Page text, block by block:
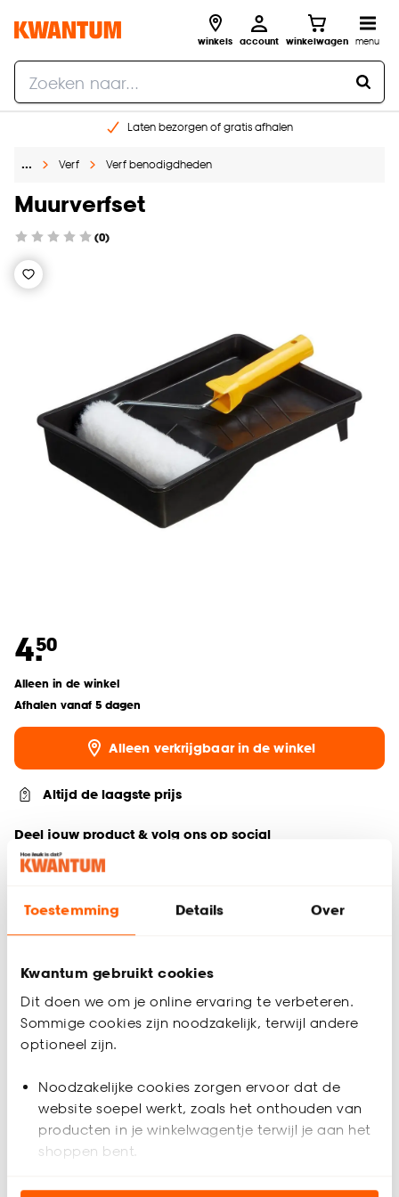
Toestemming Details Over
Kwantum gebruikt cookies
Dit doen we om je online ervaring te verbeteren.
Sommige cookies zijn noodzakelijk, terwijl andere
optioneel zijn.
Noodzakelijke cookies zorgen ervoor dat de
website soepel werkt, zoals het onthouden van
producten in je winkelwagentje terwijl je aan het
shoppen bent.
winkels account winkelwagen menu
Laten bezorgen of gratis afhalen
Gratis raam advies en opmeten aan huis
… Verf Verf benodigdheden
Muurverfset
(0)
4.50
Alleen in de winkel
Afhalen vanaf 5 dagen
Alleen verkrijgbaar in de winkel
Altijd de laagste prijs
Deel jouw product & volg ons op social
Productomschrijving
Productspecificaties
Artikelnummer 0381087
Gewicht 0.275 Kg